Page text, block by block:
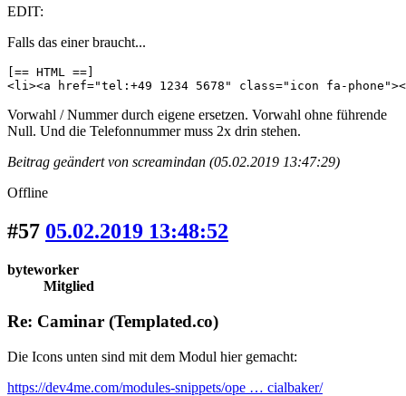
EDIT:
Falls das einer braucht...
[== HTML ==]
<li><a href="tel:+49 1234 5678" class="icon fa-
Vorwahl / Nummer durch eigene ersetzen. Vorwahl ohne führende
Null. Und die Telefonnummer muss 2x drin stehen.
Beitrag geändert von screamindan (05.02.2019 13:47:29)
Offline
#57 05.02.2019 13:48:52
byteworker
Mitglied
Re: Caminar (Templated.co)
Die Icons unten sind mit dem Modul hier gemacht:
https://dev4me.com/modules-snippets/ope … cialbaker/